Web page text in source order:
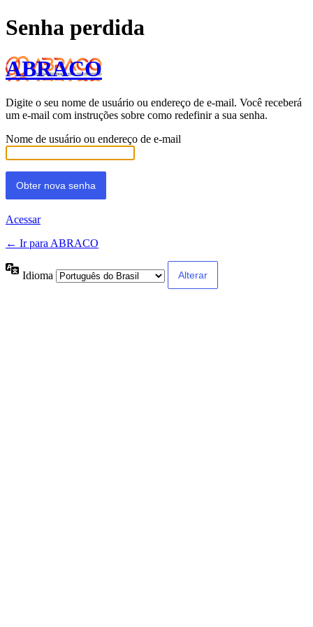
Senha perdida
ABRACO
Digite o seu nome de usuário ou endereço de e-mail. Você receberá
um e-mail com instruções sobre como redefinir a sua senha.
Nome de usuário ou endereço de e-mail
Acessar
← Ir para ABRACO
Idioma